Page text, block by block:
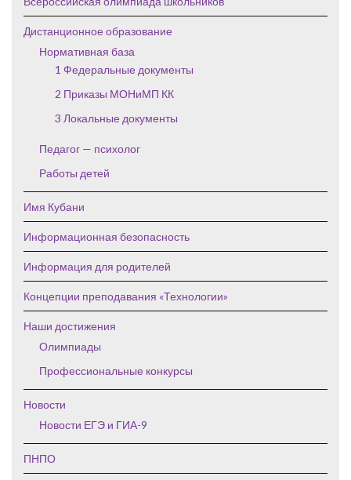
Дистанционное образование
Нормативная база
1 Федеральные документы
2 Приказы МОНиМП КК
3 Локальные документы
Педагог — психолог
Работы детей
Имя Кубани
Информационная безопасность
Информация для родителей
Концепции преподавания «Технологии»
Наши достижения
Олимпиады
Профессиональные конкурсы
Новости
Новости ЕГЭ и ГИА-9
ПНПО